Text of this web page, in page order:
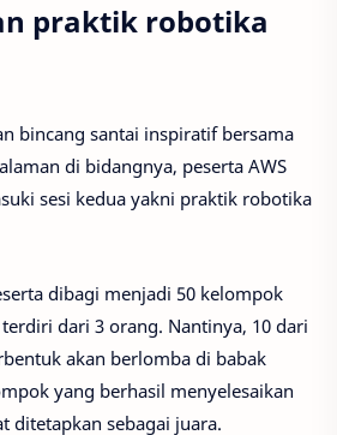
praktik robotika
bincang santai inspiratif bersama
di bidangnya, peserta AWS
sesi kedua yakni praktik robotika
dibagi menjadi 50 kelompok
dari 3 orang. Nantinya, 10 dari
akan berlomba di babak
yang berhasil menyelesaikan
ditetapkan sebagai juara.